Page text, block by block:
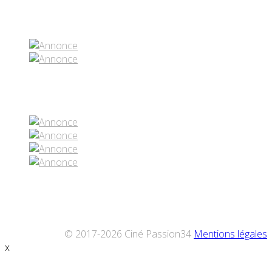
© 2017-2026 Ciné Passion34 Mentions légales
x